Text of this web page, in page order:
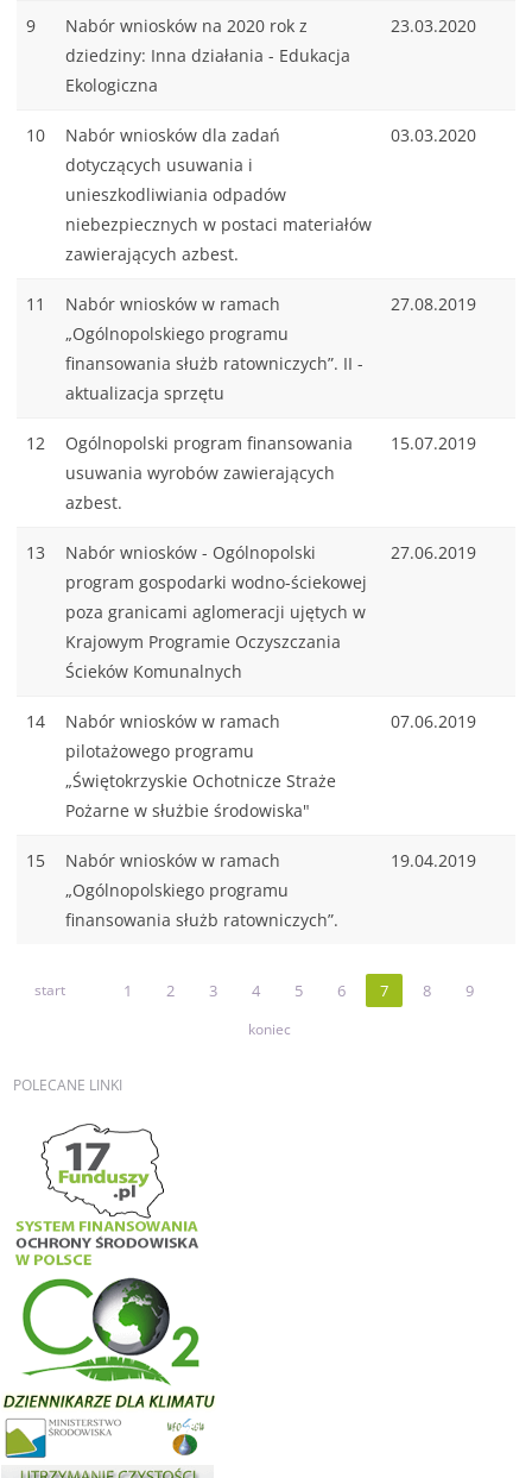
9
Nabór wniosków na 2020 rok z
dziedziny: Inna działania - Edukacja
Ekologiczna
23.03.2020
10
Nabór wniosków dla zadań
dotyczących usuwania i
unieszkodliwiania odpadów
niebezpiecznych w postaci materiałów
zawierających azbest.
03.03.2020
11
Nabór wniosków w ramach
„Ogólnopolskiego programu
finansowania służb ratowniczych”. II -
aktualizacja sprzętu
27.08.2019
12
Ogólnopolski program finansowania
usuwania wyrobów zawierających
azbest.
15.07.2019
13
Nabór wniosków - Ogólnopolski
program gospodarki wodno-ściekowej
poza granicami aglomeracji ujętych w
Krajowym Programie Oczyszczania
Ścieków Komunalnych
27.06.2019
14
Nabór wniosków w ramach
pilotażowego programu
„Świętokrzyskie Ochotnicze Straże
Pożarne w służbie środowiska"
07.06.2019
15
Nabór wniosków w ramach
„Ogólnopolskiego programu
finansowania służb ratowniczych”.
19.04.2019
start 1 2 3 4 5 6 7 8 9
koniec
POLECANE LINKI